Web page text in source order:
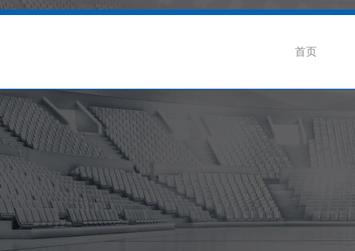
首页
企业荣誉
生产基地
蝶阀 卫生级隔膜阀系列 卫生级球阀系